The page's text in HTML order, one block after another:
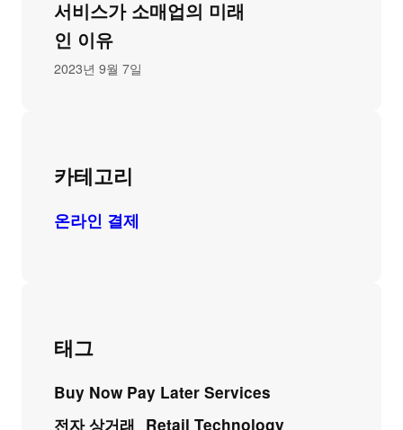
서비스가 소매업의 미래
인 이유
2023년 9월 7일
카테고리
온라인 결제
태그
Buy Now Pay Later Services
전자 상거래 Retail Technology